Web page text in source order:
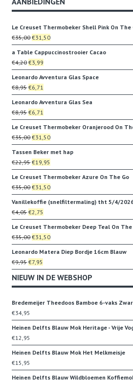
Le Creuset Thermobeker Shell Pink On The
€35,00Oorspronkelijke
prijs
was:
€35,00.
€31,50Huidige
prijs
a Table Cappuccinostrooier Cacao
€4,20Oorspronkelijke
prijs
was:
€4,20.
€3,99
prijs
is:
€3,99.
Leonardo Avventura Glas Space
€8,95Oorspronkelijke
prijs
was:
€8,95.
€6,71
prijs
is:
€6,71.
Leonardo Avventura Glas Sea
€8,95Oorspronkelijke
prijs
was:
€8,95.
€6,71
prijs
is:
€6,71.
Le Creuset Thermobeker Oranjerood On
€35,00Oorspronkelijke
prijs
was:
€35,00.
€31,50Huidige
prijs
is:
€31,50.
Tassen Beker met hap
€22,95Oorspronkelijke
prijs
was:
€22,95.
€19,95
prijs
is:
€19,95.
Le Creuset Thermobeker Azure On The Go
€35,00Oorspronkelijke
prijs
was:
€35,00.
€31,50Huidige
prijs
Vanillekoffie (snelfiltermaling) tht 5/4/
€4,05Oorspronkelijke
prijs
was:
€4,05.
€2,75
prijs
is:
€2,75.
Le Creuset Thermobeker Deep Teal On The
€35,00Oorspronkelijke
prijs
was:
€35,00.
€31,50Huidige
prijs
Leonardo Matera Diep Bordje 16cm Blauw
€9,95Oorspronkelijke
prijs
was:
€7,95
prijs
is:
NIEUW IN DE WEBSHOP
Bredemeijer Theedoos Bamboe 6-vaks
€34,95
Heinen Delfts Blauw Mok Heritage - Vrije
€12,95
Heinen Delfts Blauw Mok Het Melkmeisje
€15,95
Heinen Delfts Blauw Wildbloemen